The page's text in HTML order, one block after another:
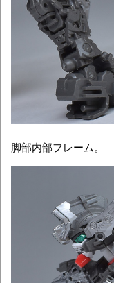
脚部内部フレーム。